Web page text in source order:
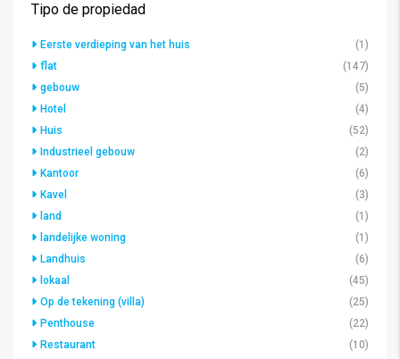
Tipo de propiedad
Eerste verdieping van het huis
(1)
flat
(147)
gebouw
(5)
Hotel
(4)
Huis
(52)
Industrieel gebouw
(2)
Kantoor
(6)
Kavel
(3)
land
(1)
landelijke woning
(1)
Landhuis
(6)
lokaal
(45)
Op de tekening (villa)
(25)
Penthouse
(22)
Restaurant
(10)